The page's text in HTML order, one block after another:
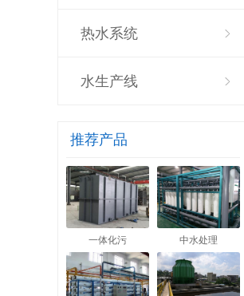
热水系统
水生产线
推荐产品
一体化污 中水处理